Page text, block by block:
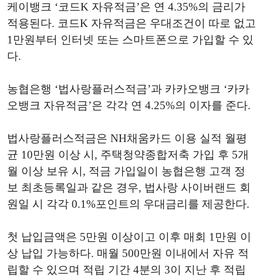
케이뱅크 ‘코드K 자유적금’은 연 4.35%의 금리가
적용된다. 코드K 자유적금은 우대조건이 따로 없고
1만원부터 인터넷 또는 스마트폰으로 가입할 수 있
다.
농협은행 ‘법사랑플러스적금’과 카카오뱅크 ‘카카
오뱅크 자유적금’은 각각 연 4.25%의 이자를 준다.
법사랑플러스적금은 NH채움카드 이용 실적 월평
균 10만원 이상 시, 주택청약종합저축 가입 후 5개
월 이상 보유 시, 적금 가입일이 농협은행 고객 정
보 최초등록일과 같은 경우, 법사랑 사이버랜드 회
원일 시 각각 0.1%포인트의 우대금리를 제공한다.
첫 납입금액은 5만원 이상이고 이후 매회 1만원 이
상 납입 가능하다. 매월 500만원 이내에서 자유 적
립할 수 있으며 적립 기간 4분의 3이 지난 후 적립